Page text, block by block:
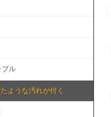
ブル
ような汚れが付く